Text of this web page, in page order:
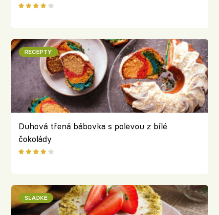
RECEPTY
Duhová třená bábovka s polevou z bílé
čokolády
SLADKÉ